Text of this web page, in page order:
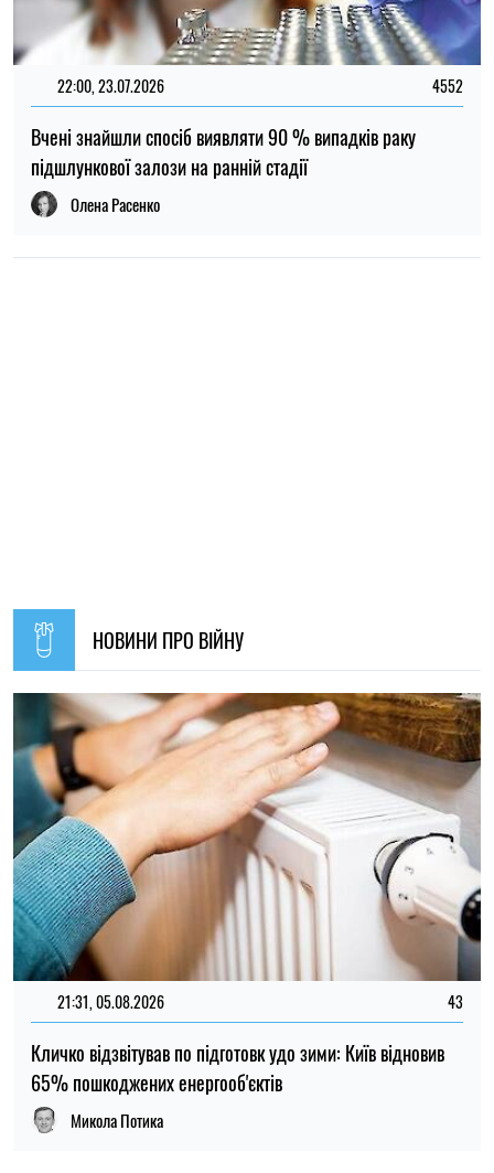
ПОПУЛЯРНІ НОВИНИ
14:59, 05.08.2026 5333
В Україні готують пенсійну реформу: що зміниться у
виплатах, накопиченнях та спеціальних пенсіях
Ірина Де Люсто